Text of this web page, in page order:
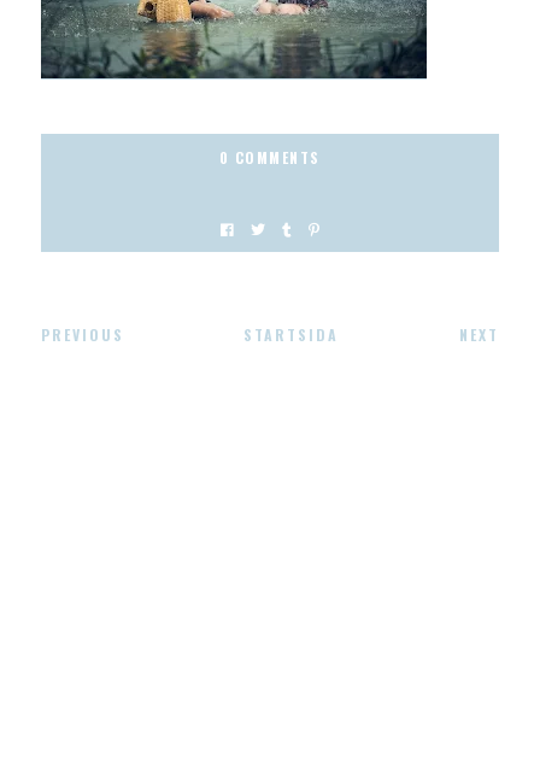
0 COMMENTS
PREVIOUS STARTSIDA NEXT